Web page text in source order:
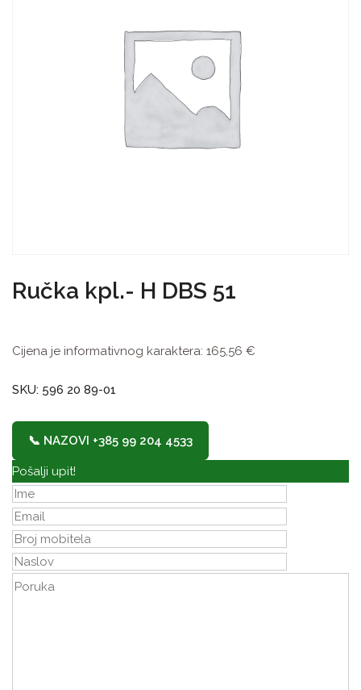
Ručka kpl.- H DBS 51
Cijena je informativnog karaktera: 165,56 €
SKU: 596 20 89-01
📞 NAZOVI +385 99 204 4533
Pošalji upit!